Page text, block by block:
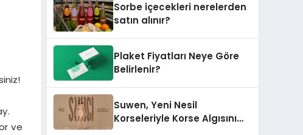
ve
Sorbe içecekleri nerelerden
satın alınır?
Plaket Fiyatları Neye Göre
Belirlenir?
Suwen, Yeni Nesil
Korseleriyle Korse Algısını